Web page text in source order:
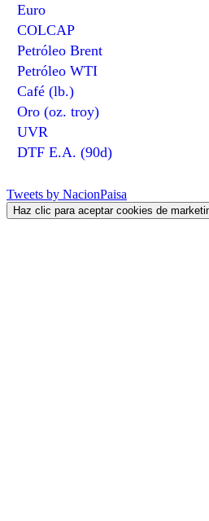
Euro
COLCAP
Petróleo Brent
Petróleo WTI
Café (lb.)
Oro (oz. troy)
UVR
DTF E.A. (90d)
Tweets by NacionPaisa
Haz clic para aceptar cookies de